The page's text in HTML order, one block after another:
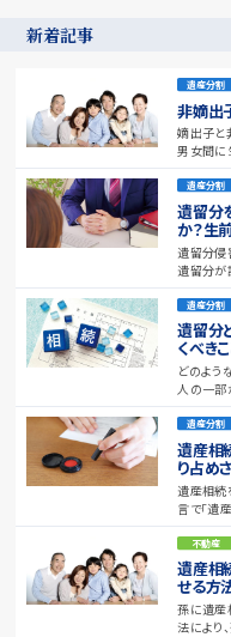
新着記事
遺産分割
非嫡出
嫡出子と
男女間に
遺産分割
遺留分
か？生
遺留分侵
遺留分が
遺産分割
遺留分
くべき
どのよう
人の一部
遺産分割
遺産相
り占め
遺産相続
言で「遺
不動産
遺産相
せる方
孫に遺産
法により